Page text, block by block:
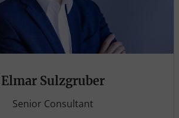
Elmar Sulzgruber
Senior Consultant